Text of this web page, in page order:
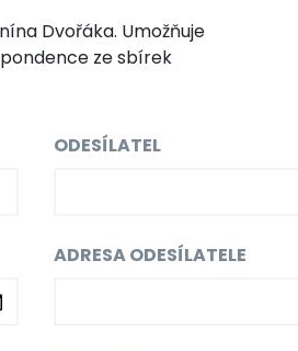
Dvořáka. Umožňuje
ze sbírek
ODESÍLATEL
ADRESA ODESÍLATELE